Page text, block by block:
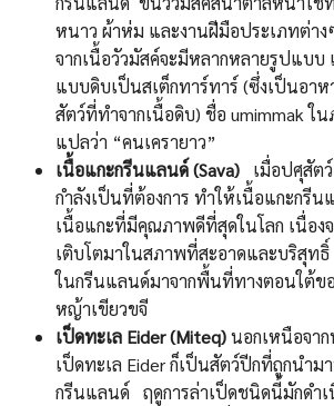
หนาว ผ้าห่ม และงานฝีมือประเภทต่า
จากเนื้อวัวมัสค์จะมีหลากหลายรูปแบ
แบบดิบเป็นสเต็กทาร์ทาร์ (ซึ่งเป็นอาห
สัตว์ที่ทำจากเนื้อดิบ) ชื่อ umimmak ใ
แปลว่า “คนเครายาว”
เนื้อแกะกรีนแลนด์ (Sava) เมื่อปศุสัต
กำลังเป็นที่ต้องการ ทำให้เนื้อแกะกรี
เนื้อแกะที่มีคุณภาพดีที่สุดในโลก เนื่อง
เติบโตมาในสภาพที่สะอาดและบริสุท
ในกรีนแลนด์มาจากพื้นที่ทางตอนใต้ขอ
หญ้าเขียวขจี
เป็ดทะเล Eider (Miteq)นอกเหนือจา
เป็ดทะเล Eider ก็เป็นสัตว์ปีกที่ถูกนำม
กรีนแลนด์ ฤดูการล่าเป็ดชนิดนี้มักดำเ